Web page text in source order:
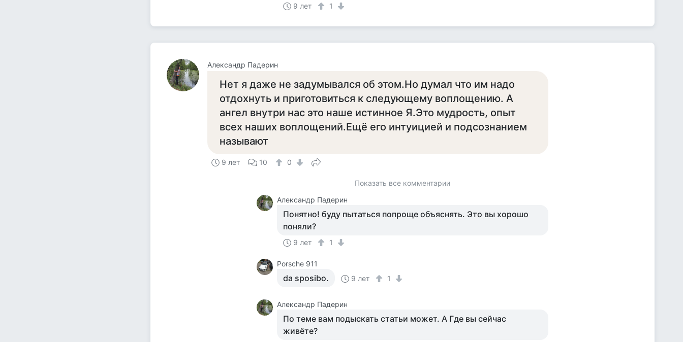
9 лет 1
Александр Падерин
Нет я даже не задумывался об этом.Но думал что им надо
отдохнуть и приготовиться к следующему воплощению. А
ангел внутри нас это наше истинное Я.Это мудрость, опыт
всех наших воплощений.Ещё его интуицией и подсознанием
называют
9 лет 10 0
Показать все комментарии
Александр Падерин
Понятно! буду пытаться попроще объяснять. Это вы хорошо
поняли?
9 лет 1
Porsche 911
da sposibo. 9 лет 1
Александр Падерин
По теме вам подыскать статьи может. А Где вы сейчас
живёте?